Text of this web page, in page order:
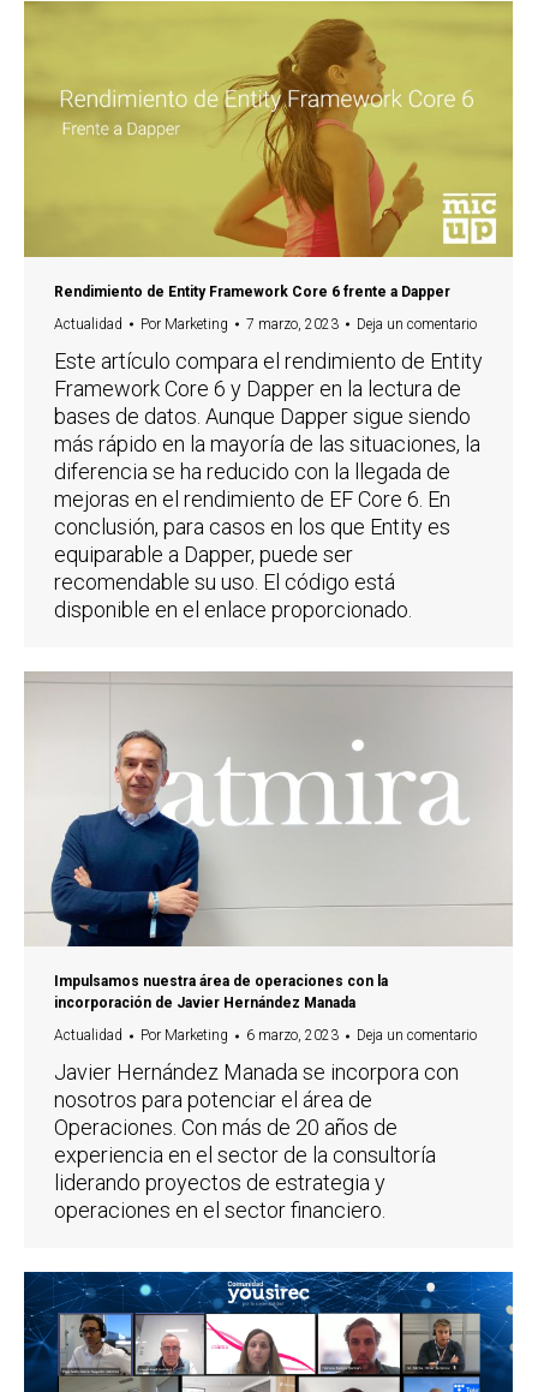
Rendimiento de Entity Framework Core 6 frente a Dapper
Actualidad
Por Marketing 7 marzo, 2023 Deja un comentario
Este artículo compara el rendimiento de Entity
Framework Core 6 y Dapper en la lectura de
bases de datos. Aunque Dapper sigue siendo
más rápido en la mayoría de las situaciones, la
diferencia se ha reducido con la llegada de
mejoras en el rendimiento de EF Core 6. En
conclusión, para casos en los que Entity es
equiparable a Dapper, puede ser
recomendable su uso. El código está
disponible en el enlace proporcionado.
Impulsamos nuestra área de operaciones con la
incorporación de Javier Hernández Manada
Actualidad
Por Marketing 6 marzo, 2023 Deja un comentario
Javier Hernández Manada se incorpora con
nosotros para potenciar el área de
Operaciones. Con más de 20 años de
experiencia en el sector de la consultoría
liderando proyectos de estrategia y
operaciones en el sector financiero.